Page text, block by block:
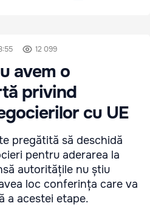
12 099
avem o
privind
cu UE
pregătită să deschidă
pentru aderarea la
autoritățile nu știu
loc conferința care va
a acestei etape.